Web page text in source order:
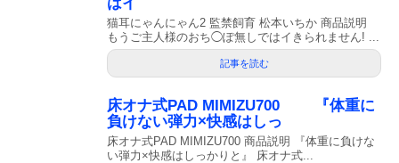
猫耳にゃんにゃん2 監禁飼育 松本いちか 商品説明
もうご主人様のおち◯ぽ無しではイきられません! ...
記事を読む
床オナ式PAD MIMIZU700 『体重に
負けない弾力×快感はしっ
床オナ式PAD MIMIZU700 商品説明 『体重に負けな
い弾力×快感はしっかりと』 床オナ式...